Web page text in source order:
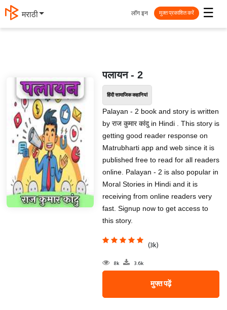
मराठी ☰
लॉग इन मुक्त प्रकाशित करें
पलायन - 2
हिंदी सामाजिक कहानियां
Palayan - 2 book and story is written
by राज कुमार कांदु in Hindi . This story is
getting good reader response on
Matrubharti app and web since it is
published free to read for all readers
online. Palayan - 2 is also popular in
Moral Stories in Hindi and it is
receiving from online readers very
fast. Signup now to get access to
this story.
(3k)
8k 3.6k
मुफ्त पढ़ें